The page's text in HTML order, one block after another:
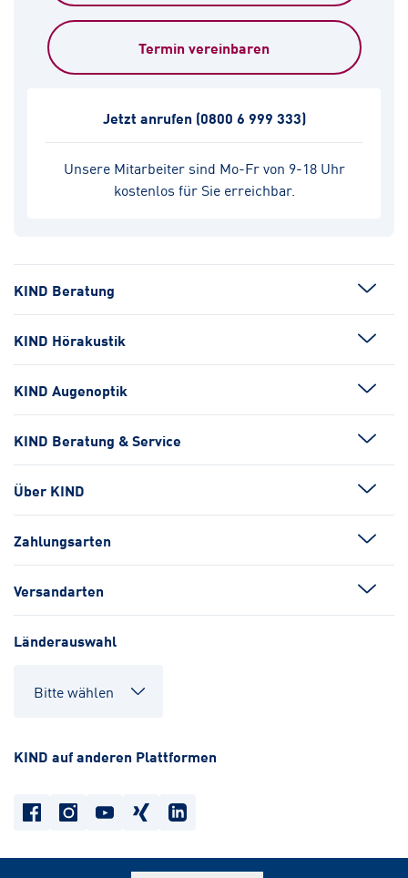
Termin vereinbaren
Unsere Mitarbeiter sind Mo-Fr von 9-18 Uhr
kostenlos für Sie erreichbar.
Jetzt anrufen (0800 6 999 333)
KIND Beratung
KIND Hörakustik
KIND Augenoptik
KIND Beratung & Service
Über KIND
Zahlungsarten
Versandarten
Länderauswahl
KIND auf anderen Plattformen